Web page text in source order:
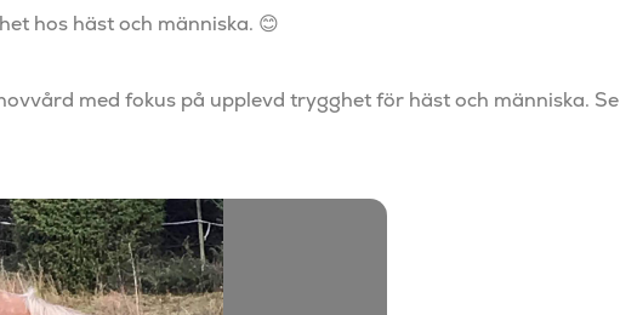
hos häst och människa. 😊
med fokus på upplevd trygghet för häst och människa. Se